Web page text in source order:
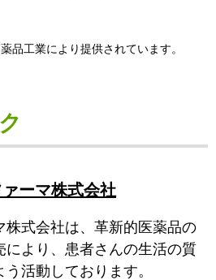
品工業により提供されています。
ーマ株式会社
株式会社は、革新的医薬品の
により、患者さんの生活の質
活動しております。